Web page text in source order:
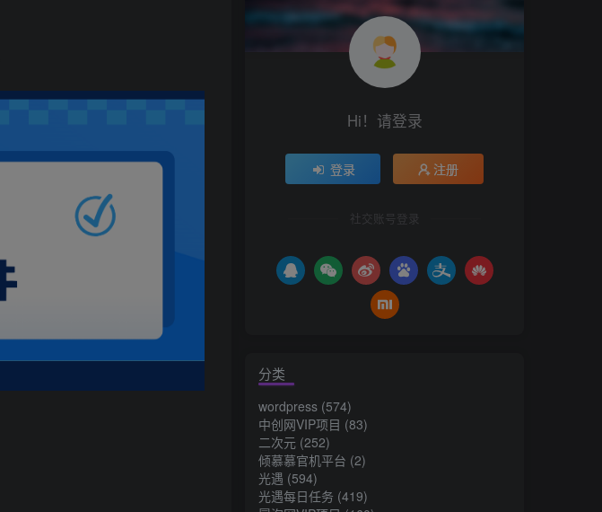
Hi！请登录
登录 注册
社交账号登录
分类
wordpress (574)
中创网VIP项目 (83)
二次元 (252)
倾慕慕官机平台 (2)
光遇 (594)
光遇每日任务 (419)